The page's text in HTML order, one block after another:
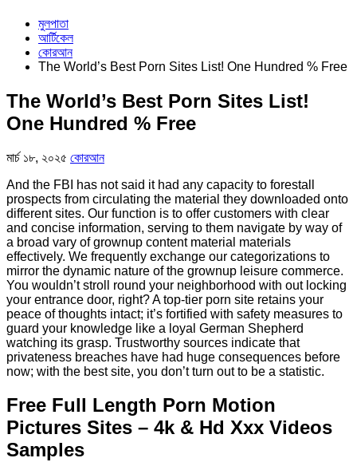
মুলপাতা
আর্টিকেল
কোরআন
The World’s Best Porn Sites List! One Hundred % Free
The World’s Best Porn Sites List!
One Hundred % Free
মার্চ ১৮, ২০২৫ কোরআন
And the FBI has not said it had any capacity to forestall
prospects from circulating the material they downloaded onto
different sites. Our function is to offer customers with clear
and concise information, serving to them navigate by way of
a broad vary of grownup content material materials
effectively. We frequently exchange our categorizations to
mirror the dynamic nature of the grownup leisure commerce.
You wouldn’t stroll round your neighborhood with out locking
your entrance door, right? A top-tier porn site retains your
peace of thoughts intact; it’s fortified with safety measures to
guard your knowledge like a loyal German Shepherd
watching its grasp. Trustworthy sources indicate that
privateness breaches have had huge consequences before
now; with the best site, you don’t turn out to be a statistic.
Free Full Length Porn Motion
Pictures Sites – 4k & Hd Xxx Videos
Samples